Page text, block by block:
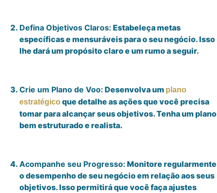
Defina Objetivos Claros: Estabeleça metas
específicas e mensuráveis para o seu negócio. Isso
lhe dará um propósito claro e um rumo a seguir.
Crie um Plano de Voo: Desenvolva um plano
estratégicoque detalhe as ações que você precisa
tomar para alcançar seus objetivos. Tenha um plano
bem estruturado e realista.
Acompanhe seu Progresso: Monitore regularmente
o desempenho de seu negócio em relação aos seus
objetivos. Isso permitirá que você faça ajustes